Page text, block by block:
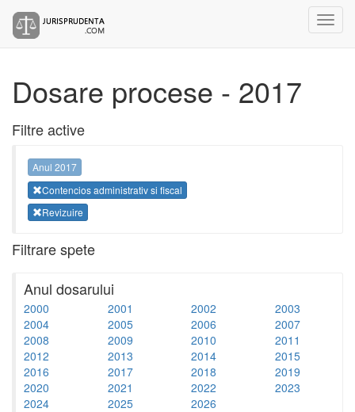
Dosare procese - 2017
Filtre active
Anul 2017
Contencios administrativ si fiscal
Revizuire
Filtrare spete
Anul dosarului
2000 2001 2002
2003
2004
2005 2006
2007
2008
2009 2010
2011
2012
2013 2014
2015
2016
2017 2018
2019
2020
2021 2022
2023
2024
2025 2026